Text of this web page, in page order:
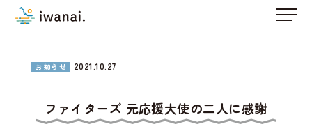
お知らせ 2021.10.27
ファイターズ 元応援大使の二人に感謝